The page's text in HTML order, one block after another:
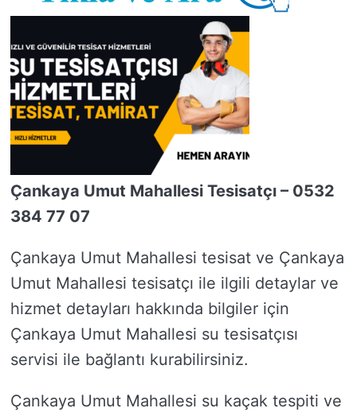
Çankaya Umut Mahallesi Tesisatçı – 0532
384 77 07
Çankaya Umut Mahallesi tesisat ve Çankaya
Umut Mahallesi tesisatçı ile ilgili detaylar ve
hizmet detayları hakkında bilgiler için
Çankaya Umut Mahallesi su tesisatçısı
servisi ile bağlantı kurabilirsiniz.
Çankaya Umut Mahallesi su kaçak tespiti ve